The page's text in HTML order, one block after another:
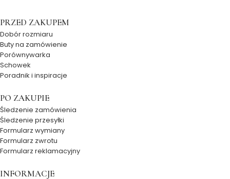
PRZED ZAKUPEM
Dobór rozmiaru
Buty na zamówienie
Porównywarka
Schowek
Poradnik i inspiracje
PO ZAKUPIE
Śledzenie zamówienia
Śledzenie przesyłki
Formularz wymiany
Formularz zwrotu
Formularz reklamacyjny
INFORMACJE